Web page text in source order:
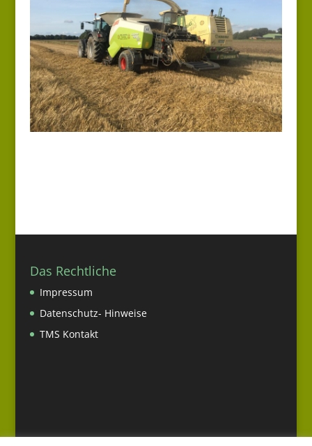
Das Rechtliche
Impressum
Datenschutz- Hinweise
TMS Kontakt